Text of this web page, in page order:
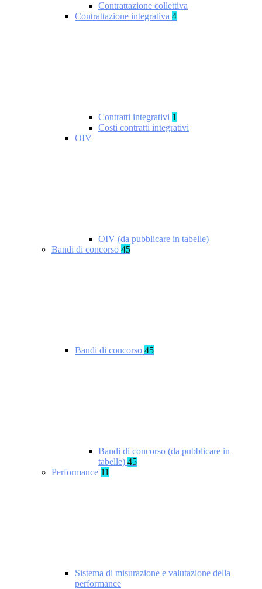
Contrattazione collettiva
Contrattazione integrativa 4
Contratti integrativi 1
Costi contratti integrativi
OIV
OIV (da pubblicare in tabelle)
Bandi di concorso 45
Bandi di concorso 45
Bandi di concorso (da pubblicare in
tabelle) 45
Performance 11
Sistema di misurazione e valutazione della
performance